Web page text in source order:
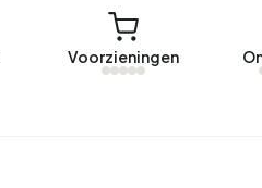
energielabel. De meest
verbruikt een adres in
Voorzieningen